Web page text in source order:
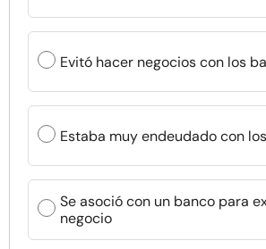
Evitó hacer negocios con los
Estaba muy endeudado con
Se asoció con un banco para
negocio